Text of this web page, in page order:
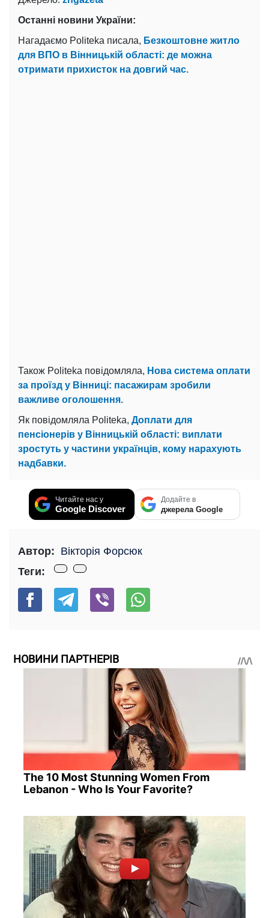
Останні новини України:
Нагадаємо Politeka писала, Безкоштовне житло
для ВПО в Вінницькій області: де можна
отримати прихисток на довгий час.
Також Politeka повідомляла, Нова система оплати
за проїзд у Вінниці: пасажирам зробили
важливе оголошення.
Як повідомляла Politeka, Доплати для
пенсіонерів у Вінницькій області: виплати
зростуть у частини українців, кому нарахують
надбавки.
Читайте нас у
Google Discover
Додайте в
джерела Google
Автор: Вікторія Форсюк
Теги:
НОВИНИ ПАРТНЕРІВ
The 10 Most Stunning Women From
Lebanon - Who Is Your Favorite?